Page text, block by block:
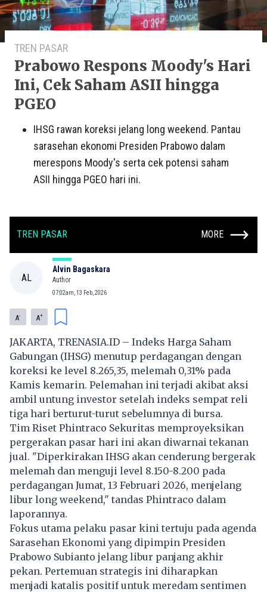
TREN PASAR
Prabowo Respons Moody's Hari
Ini, Cek Saham ASII hingga
PGEO
IHSG rawan koreksi jelang long weekend. Pantau
sarasehan ekonomi Presiden Prabowo dalam
merespons Moody's serta cek potensi saham
ASII hingga PGEO hari ini.
TREN PASAR MORE
AL
Alvin Bagaskara
Author
07:02am, 13 Feb, 2026
A- A+
JAKARTA, TRENASIA.ID – Indeks Harga Saham
Gabungan (IHSG) menutup perdagangan dengan
koreksi ke level 8.265,35, melemah 0,31% pada
Kamis kemarin. Pelemahan ini terjadi akibat aksi
ambil untung investor setelah indeks sempat reli
tiga hari berturut-turut sebelumnya di bursa.
Tim Riset Phintraco Sekuritas memproyeksikan
pergerakan pasar hari ini akan diwarnai tekanan
jual. "Diperkirakan IHSG akan cenderung bergerak
melemah dan menguji level 8.150-8.200 pada
perdagangan Jumat, 13 Februari 2026, menjelang
libur long weekend," tandas Phintraco dalam
laporannya.
Fokus utama pelaku pasar kini tertuju pada agenda
Sarasehan Ekonomi yang dipimpin Presiden
Prabowo Subianto jelang libur panjang akhir
pekan. Pertemuan strategis ini diharapkan
menjadi katalis positif untuk meredam sentimen